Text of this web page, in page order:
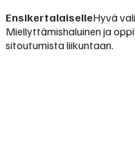
EnsikertalaiselleHyvä
Miellyttämishaluinen ja
sitoutumista liikuntaan.